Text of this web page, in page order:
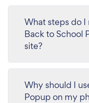
What steps do
Back to School
site?
Why should I
Popup on my